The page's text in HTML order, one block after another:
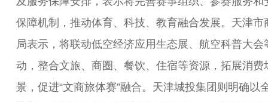
保障机制，推动体育、科技、教育融合发展。天津市
局表示，将联动低空经济应用生态展、航空科普大会
动，整合文旅、商圈、餐饮、住宿等资源，拓展消费
景，促进“文商旅体赛”融合。天津城投集团则明确以